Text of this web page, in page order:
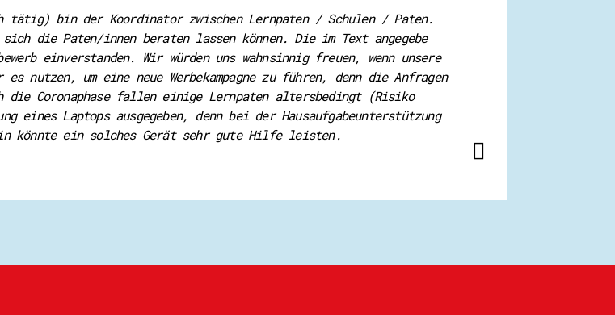
bin der Koordinator zwischen Lernpaten / Schulen / Paten.
die Paten/innen beraten lassen können. Die im Text angegebe
einverstanden. Wir würden uns wahnsinnig freuen, wenn unsere
nutzen, um eine neue Werbekampagne zu führen, denn die Anfragen
die Coronaphase fallen einige Lernpaten altersbedingt (Risiko
eines Laptops ausgegeben, denn bei der Hausaufgabeunterstützung
könnte ein solches Gerät sehr gute Hilfe leisten.